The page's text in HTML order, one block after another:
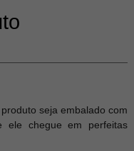
seja embalado com
ele chegue em perfeitas